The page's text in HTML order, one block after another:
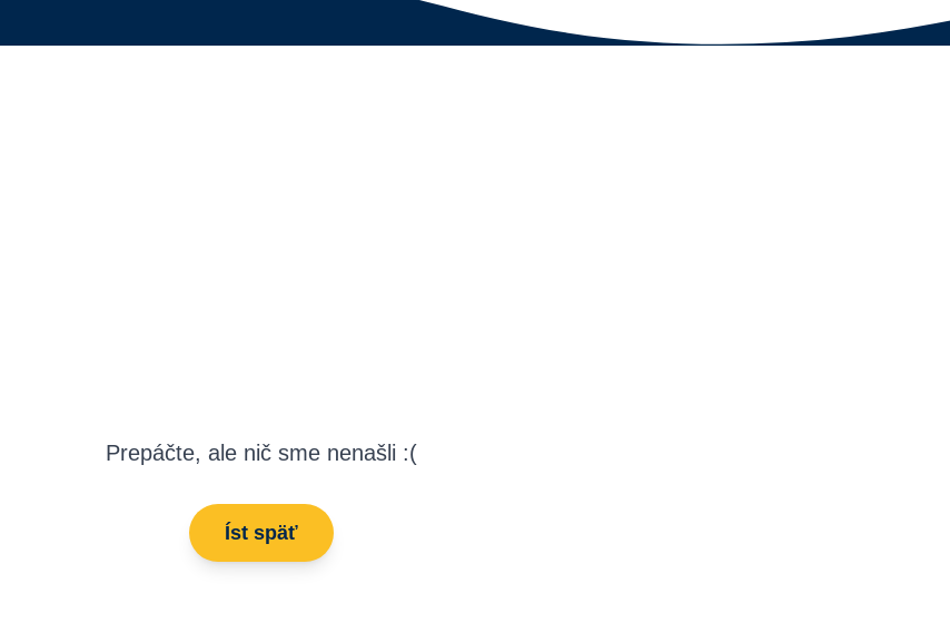
Prepáčte, ale nič sme nenašli :(
Íst späť